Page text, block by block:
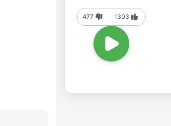
1303
477